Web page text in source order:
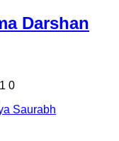
Darshan
0